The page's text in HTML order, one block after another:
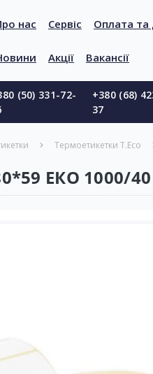
нас Сервіс Оплата та
Акції Вакансії
(50) 331-72-
+380 (68)
37
Термоетикетки T.Eco
ЕКО 1000/40